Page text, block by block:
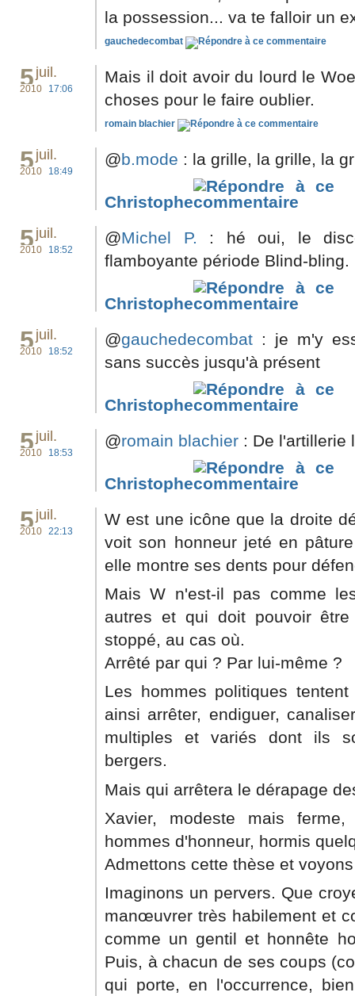
la possession... va te falloir un
gauchedecombat
5juil.
2010 17:06
Mais il doit avoir du lourd le
choses pour le faire oublier.
romain blachier
5juil.
2010 18:49
@b.mode : la grille, la grille, la
Christophe
5juil.
2010 18:52
@Michel P. : hé oui, le
flamboyante période Blind-
Christophe
5juil.
2010 18:52
@gauchedecombat : je m'y
sans succès jusqu'à présent
Christophe
5juil.
2010 18:53
@romain blachier : De l'artillerie
Christophe
5juil.
2010 22:13
W est une icône que la droite
voit son honneur jeté en
elle montre ses dents pour
Mais W n'est-il pas comme
autres et qui doit pouvoir
stoppé, au cas où.
Arrêté par qui ? Par lui-même ?
Les hommes politiques
ainsi arrêter, endiguer,
multiples et variés dont ils
bergers.
Mais qui arrêtera le dérapage
Xavier, modeste mais
hommes d'honneur, hormis
Admettons cette thèse et
Imaginons un pervers. Que
manœuvrer très habilement et
comme un gentil et honnête
Puis, à chacun de ses coups
qui porte, en l'occurrence,